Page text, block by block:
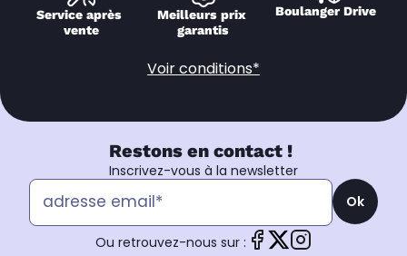
Service après
vente
Meilleurs prix
garantis
Boulanger Drive
Voir conditions*
Restons en contact !
Inscrivez-vous à la newsletter
Ok
Ou retrouvez-nous sur :